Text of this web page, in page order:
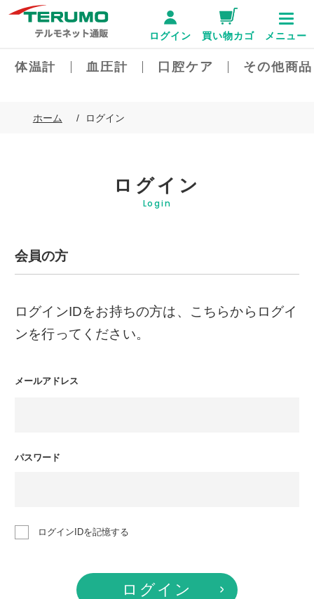
体温計 血圧計 口腔ケア その他商
ログイン 買い物カゴ メニュー
ホーム ログイン
ログイン
Login
会員の方
ログインIDをお持ちの方は、こちらからログイ
ンを行ってください。
メールアドレス
パスワード
ログインIDを記憶する
ログイン